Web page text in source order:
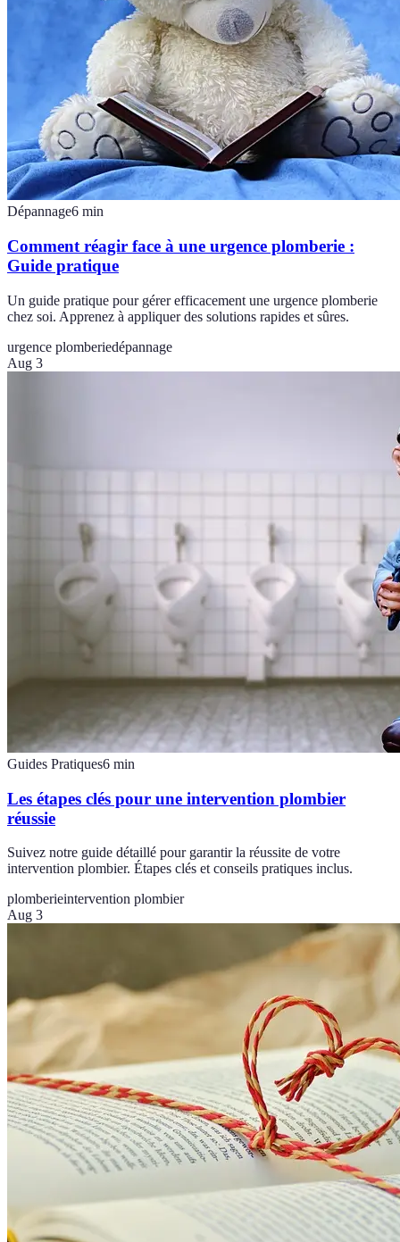
Dépannage6 min
Comment réagir face à une urgence plomberie :
Guide pratique
Un guide pratique pour gérer efficacement une urgence plomberie
chez soi. Apprenez à appliquer des solutions rapides et sûres.
urgence plomberiedépannage
Aug 3
Guides Pratiques6 min
Les étapes clés pour une intervention plombier
réussie
Suivez notre guide détaillé pour garantir la réussite de votre
intervention plombier. Étapes clés et conseils pratiques inclus.
plomberieintervention plombier
Aug 3